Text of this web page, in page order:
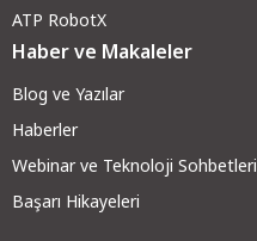
ATP RobotX
Haber ve Makaleler
Blog ve Yazılar
Haberler
Webinar ve Teknoloji Sohbetleri
Başarı Hikayeleri